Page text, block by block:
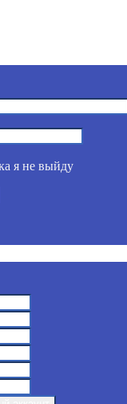
я не выйду